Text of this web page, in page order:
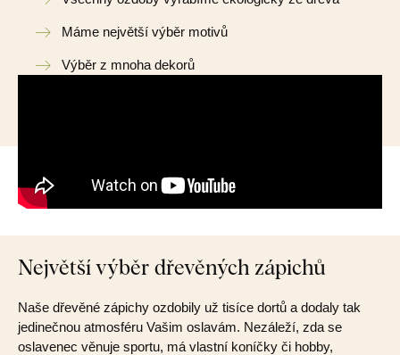
Máme největší výběr motivů
Výběr z mnoha dekorů
Největší výběr dřevěných zápichů
Naše dřevěné zápichy ozdobily už tisíce dortů a dodaly tak
jedinečnou atmosféru Vašim oslavám. Nezáleží, zda se
oslavenec věnuje sportu, má vlastní koníčky či hobby,